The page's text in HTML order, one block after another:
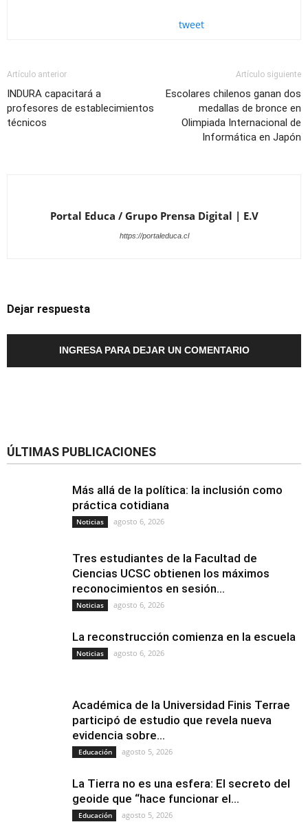
tweet
Artículo anterior
INDURA capacitará a
profesores de establecimientos
técnicos
Artículo siguiente
Escolares chilenos ganan dos
medallas de bronce en
Olimpiada Internacional de
Informática en Japón
Portal Educa / Grupo Prensa Digital | E.V
https://portaleduca.cl
Dejar respuesta
INGRESA PARA DEJAR UN COMENTARIO
ÚLTIMAS PUBLICACIONES
Más allá de la política: la inclusión como
práctica cotidiana
Noticias agosto 6, 2026
Tres estudiantes de la Facultad de
Ciencias UCSC obtienen los máximos
reconocimientos en sesión...
Noticias agosto 6, 2026
La reconstrucción comienza en la escuela
Noticias agosto 6, 2026
Académica de la Universidad Finis Terrae
participó de estudio que revela nueva
evidencia sobre...
Educación agosto 5, 2026
La Tierra no es una esfera: El secreto del
geoide que “hace funcionar el...
Educación agosto 5, 2026